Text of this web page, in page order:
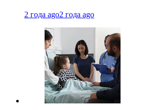
2 года ago2 года ago